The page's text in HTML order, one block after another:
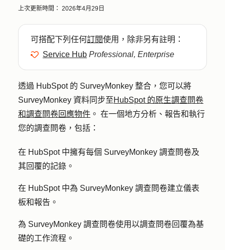
上次更新時間： 2026年4月29日
可搭配下列任何訂閱使用，除非另有註明：
Service Hub Professional, Enterprise
透過 HubSpot 的 SurveyMonkey 整合，您可以將
SurveyMonkey 資料同步至HubSpot 的原生調查問卷
和調查問卷回應物件 。 在一個地方分析、報告和執行
您的調查問卷，包括：
在 HubSpot 中擁有每個 SurveyMonkey 調查問卷及
其回覆的記錄。
在 HubSpot 中為 SurveyMonkey 調查問卷建立儀表
板和報告。
為 SurveyMonkey 調查問卷使用以調查問卷回覆為基
礎的工作流程。